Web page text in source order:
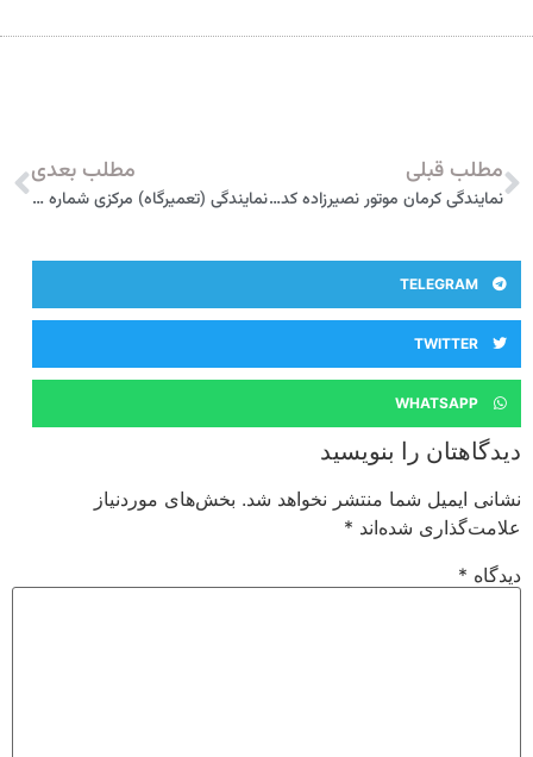
مطلب قبلی
نمایندگی کرمان موتور نصیرزاده کد 1774 تهران
مطلب بعدی
نمایندگی (تعمیرگاه) مرکزی شماره 1 کرمان موتور کد 1701 تهران (لیفان)
TELEGRAM
TWITTER
WHATSAPP
دیدگاهتان را بنویسید
نشانی ایمیل شما منتشر نخواهد شد. بخش‌های موردنیاز
علامت‌گذاری شده‌اند*
دیدگاه*